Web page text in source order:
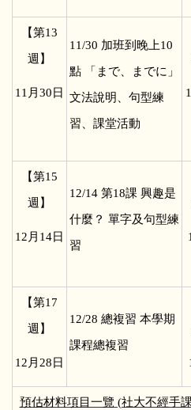
【第13
週】
11 月30日
11/30 加班到晚上10
點 「まで、までに」
文法說明、句型練
習、課堂活動
【第15
週】
12 月14日
12/14 第18課 興趣是
什麼？ 單字及句型練
習
【第17
週】
12 月28日
12/28 總複習 本學期
課程總複習
預估材料項目一覽 (社大不經手